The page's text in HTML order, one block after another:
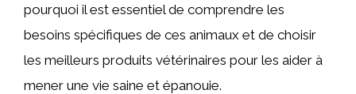
pourquoi il est essentiel de comprendre les
besoins spécifiques de ces animaux et de choisir
les meilleurs produits vétérinaires pour les aider à
mener une vie saine et épanouie.